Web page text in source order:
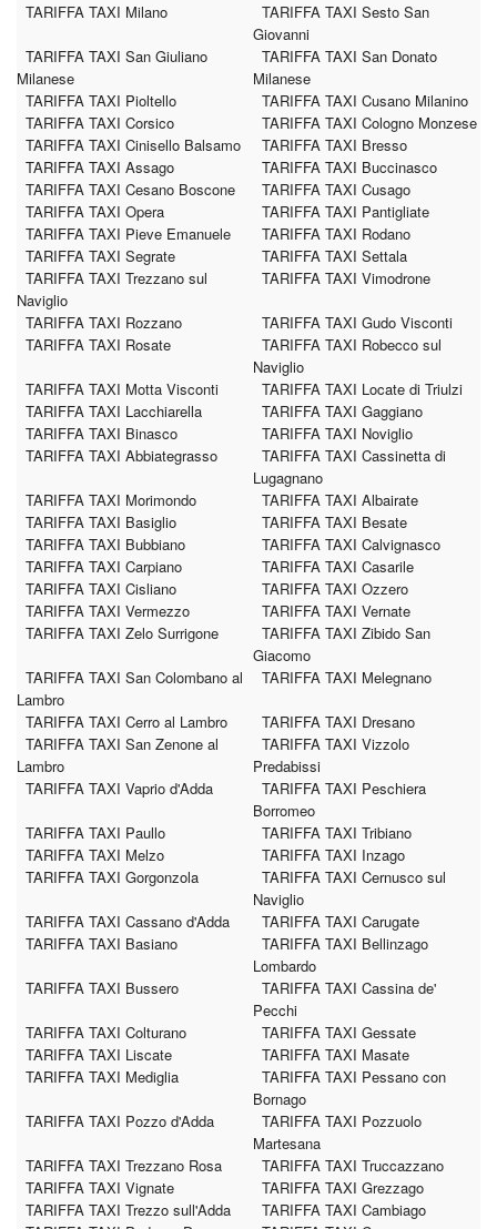
TARIFFA TAXI Milano
TARIFFA TAXI Sesto San
Giovanni
TARIFFA TAXI San Giuliano
Milanese
TARIFFA TAXI San Donato
Milanese
TARIFFA TAXI Pioltello
TARIFFA TAXI Cusano Milanino
TARIFFA TAXI Corsico
TARIFFA TAXI Cologno Monzese
TARIFFA TAXI Cinisello Balsamo
TARIFFA TAXI Bresso
TARIFFA TAXI Assago
TARIFFA TAXI Buccinasco
TARIFFA TAXI Cesano Boscone
TARIFFA TAXI Cusago
TARIFFA TAXI Opera
TARIFFA TAXI Pantigliate
TARIFFA TAXI Pieve Emanuele
TARIFFA TAXI Rodano
TARIFFA TAXI Segrate
TARIFFA TAXI Settala
TARIFFA TAXI Trezzano sul
Naviglio
TARIFFA TAXI Vimodrone
TARIFFA TAXI Rozzano
TARIFFA TAXI Gudo Visconti
TARIFFA TAXI Rosate
TARIFFA TAXI Robecco sul
Naviglio
TARIFFA TAXI Motta Visconti
TARIFFA TAXI Locate di Triulzi
TARIFFA TAXI Lacchiarella
TARIFFA TAXI Gaggiano
TARIFFA TAXI Binasco
TARIFFA TAXI Noviglio
TARIFFA TAXI Abbiategrasso
TARIFFA TAXI Cassinetta di
Lugagnano
TARIFFA TAXI Morimondo
TARIFFA TAXI Albairate
TARIFFA TAXI Basiglio
TARIFFA TAXI Besate
TARIFFA TAXI Bubbiano
TARIFFA TAXI Calvignasco
TARIFFA TAXI Carpiano
TARIFFA TAXI Casarile
TARIFFA TAXI Cisliano
TARIFFA TAXI Ozzero
TARIFFA TAXI Vermezzo
TARIFFA TAXI Vernate
TARIFFA TAXI Zelo Surrigone
TARIFFA TAXI Zibido San
Giacomo
TARIFFA TAXI San Colombano al
Lambro
TARIFFA TAXI Melegnano
TARIFFA TAXI Cerro al Lambro
TARIFFA TAXI Dresano
TARIFFA TAXI San Zenone al
Lambro
TARIFFA TAXI Vizzolo
Predabissi
TARIFFA TAXI Vaprio d'Adda
TARIFFA TAXI Peschiera
Borromeo
TARIFFA TAXI Paullo
TARIFFA TAXI Tribiano
TARIFFA TAXI Melzo
TARIFFA TAXI Inzago
TARIFFA TAXI Gorgonzola
TARIFFA TAXI Cernusco sul
Naviglio
TARIFFA TAXI Cassano d'Adda
TARIFFA TAXI Carugate
TARIFFA TAXI Basiano
TARIFFA TAXI Bellinzago
Lombardo
TARIFFA TAXI Bussero
TARIFFA TAXI Cassina de'
Pecchi
TARIFFA TAXI Colturano
TARIFFA TAXI Gessate
TARIFFA TAXI Liscate
TARIFFA TAXI Masate
TARIFFA TAXI Mediglia
TARIFFA TAXI Pessano con
Bornago
TARIFFA TAXI Pozzo d'Adda
TARIFFA TAXI Pozzuolo
Martesana
TARIFFA TAXI Trezzano Rosa
TARIFFA TAXI Truccazzano
TARIFFA TAXI Vignate
TARIFFA TAXI Grezzago
TARIFFA TAXI Trezzo sull'Adda
TARIFFA TAXI Cambiago